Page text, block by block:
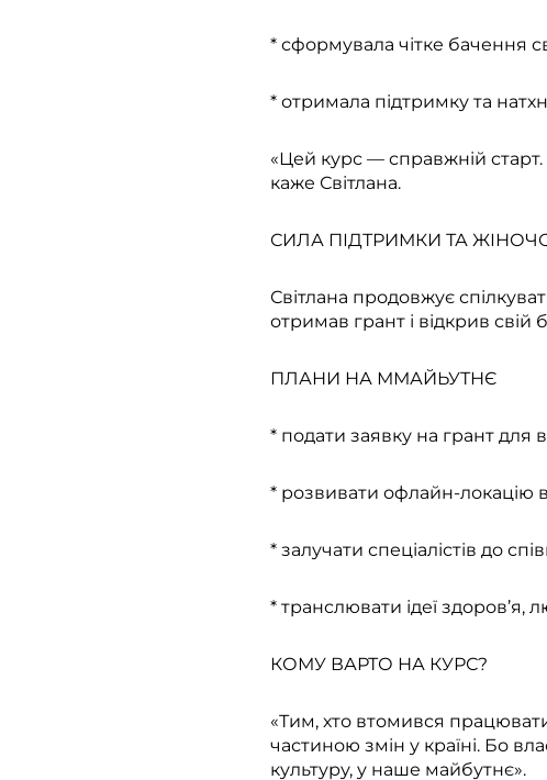
* сформувала чітке бачення
* отримала підтримку та
«Цей курс — справжній старт.
каже Світлана.
СИЛА ПІДТРИМКИ ТА
Світлана продовжує
отримав грант і відкрив
ПЛАНИ НА ММАЙЬУТНЄ
* подати заявку на грант для
* розвивати офлайн-локацію в
* залучати спеціалістів до
* транслювати ідеї здоров’я,
КОМУ ВАРТО НА КУРС?
«Тим, хто втомився
частиною змін у країні. Бо
культуру, у наше майбутнє».